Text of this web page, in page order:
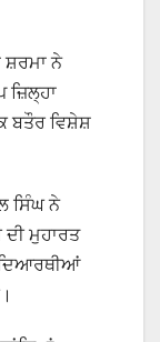
ਸ਼ਰਮਾ ਨੇ
ਜ਼ਿਲ੍ਹਾ
ਬਤੌਰ ਵਿਸ਼ੇਸ਼
ਸਿੰਘ ਨੇ
ਦੀ ਮੁਹਾਰਤ